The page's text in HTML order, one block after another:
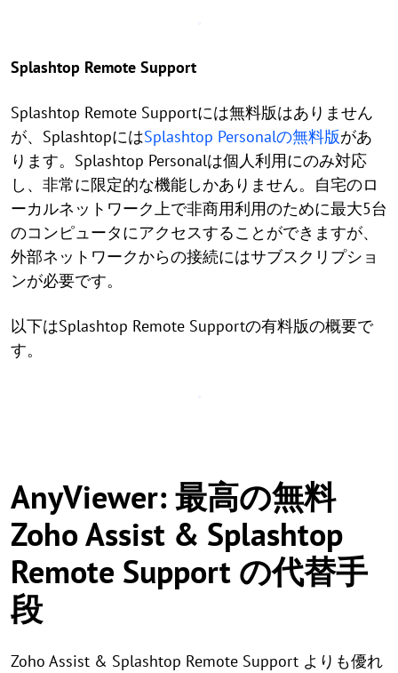
Splashtop Remote Support
Splashtop Remote Supportには無料版はありません
が、SplashtopにはSplashtop Personalの無料版があ
ります。Splashtop Personalは個人利用にのみ対応
し、非常に限定的な機能しかありません。自宅のロ
ーカルネットワーク上で非商用利用のために最大5台
のコンピュータにアクセスすることができますが、
外部ネットワークからの接続にはサブスクリプショ
ンが必要です。
以下はSplashtop Remote Supportの有料版の概要で
す。
AnyViewer: 最高の無料
Zoho Assist & Splashtop
Remote Support の代替手
段
Zoho Assist & Splashtop Remote Support よりも優れ